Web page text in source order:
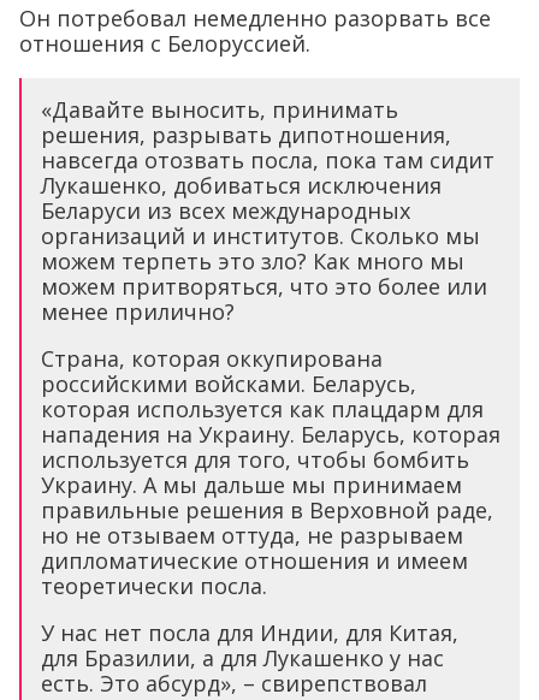
Он потребовал немедленно разорвать все
отношения с Белоруссией.
«Давайте выносить, принимать
решения, разрывать дипотношения,
навсегда отозвать посла, пока там сидит
Лукашенко, добиваться исключения
Беларуси из всех международных
организаций и институтов. Сколько мы
можем терпеть это зло? Как много мы
можем притворяться, что это более или
менее прилично?
Страна, которая оккупирована
российскими войсками. Беларусь,
которая используется как плацдарм для
нападения на Украину. Беларусь, которая
используется для того, чтобы бомбить
Украину. А мы дальше мы принимаем
правильные решения в Верховной раде,
но не отзываем оттуда, не разрываем
дипломатические отношения и имеем
теоретически посла.
У нас нет посла для Индии, для Китая,
для Бразилии, а для Лукашенко у нас
есть. Это абсурд», – свирепствовал